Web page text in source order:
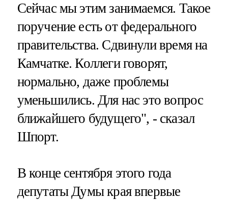
Сейчас мы этим занимаемся. Такое
поручение есть от федерального
правительства. Сдвинули время на
Камчатке. Коллеги говорят,
нормально, даже проблемы
уменьшились. Для нас это вопрос
ближайшего будущего", - сказал
Шпорт.
В конце сентября этого года
депутаты Думы края впервые